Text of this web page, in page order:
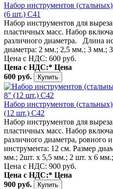
Набор инструментов
(6 шт.) С41
Набор инструментов для
пластичных масс. Набор
различного диаметра. Длина
диаметра: 2 мм.; 2,5 мм.; 3 мм.;
Цена с НДС: 600 руб.
Цена с НДС:* Цена
600 руб.
Набор инструментов
(12 шт.) С42
Набор инструментов для
пластичных масс. Набор
различного диаметра, ровного
инструмента: 12 см. Размер
мм.; 2шт. х 5,5 мм.; 2 шт. х 6
Цена с НДС: 900 руб.
Цена с НДС:* Цена
900 руб.